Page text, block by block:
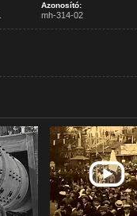
Azonosító:
mh-314-02